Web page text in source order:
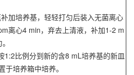
加培养基，轻轻打匀后装入无菌离心
离心4 min，弃去上清液，补加1-2 m
1:2比例分到新的含8 mL培养基的新皿
于培养箱中培养。